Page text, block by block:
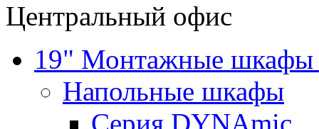
Центральный офис
19" Монтажные
Напольные шкафы